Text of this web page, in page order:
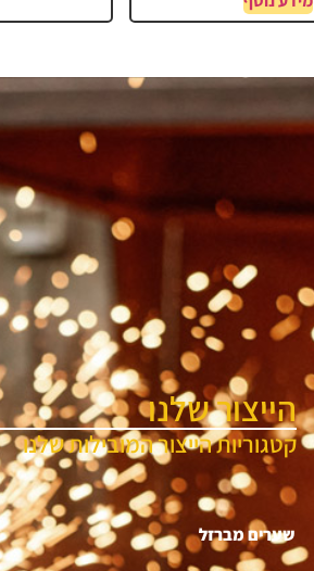
הייצור שלנו
קטגוריות הייצור המובילות שלנו
שערים מברזל